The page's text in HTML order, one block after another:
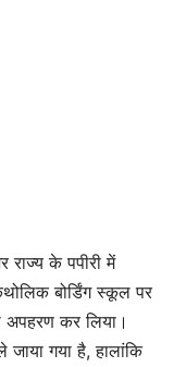
राज्य के पपीरी में
बोर्डिंग स्कूल पर
अपहरण कर लिया।
जाया गया है, हालांकि